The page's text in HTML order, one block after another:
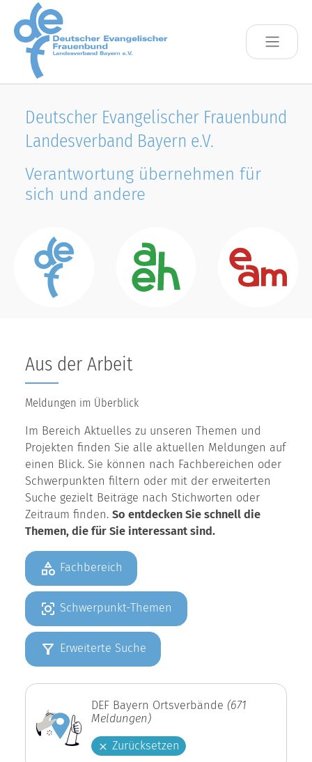
Skip to main content
Deutscher Evangelischer Frauenbund
Landesverband Bayern e.V.
Verantwortung übernehmen für
sich und andere
Aus der Arbeit
Meldungen im Überblick
Im Bereich Aktuelles zu unseren Themen und
Projekten finden Sie alle aktuellen Meldungen auf
einen Blick. Sie können nach Fachbereichen oder
Schwerpunkten filtern oder mit der erweiterten
Suche gezielt Beiträge nach Stichworten oder
Zeitraum finden. So entdecken Sie schnell die
Themen, die für Sie interessant sind.
Fachbereich
Schwerpunkt-Themen
Erweiterte Suche
DEF Bayern Ortsverbände (671
Meldungen)
Zurücksetzen